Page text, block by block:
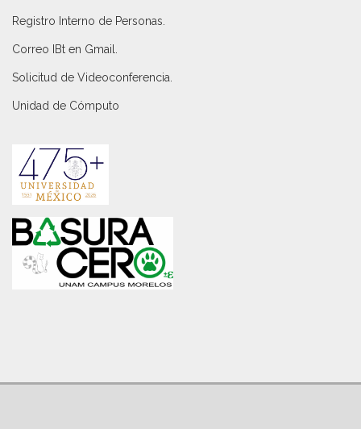
Registro Interno de Personas
Correo IBt en Gmail
Solicitud de Videoconferencia.
Unidad de Cómputo